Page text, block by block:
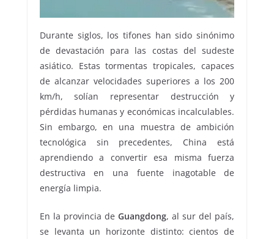
Durante siglos, los tifones han sido sinónimo
de devastación para las costas del sudeste
asiático. Estas tormentas tropicales, capaces
de alcanzar velocidades superiores a los 200
km/h, solían representar destrucción y
pérdidas humanas y económicas incalculables.
Sin embargo, en una muestra de ambición
tecnológica sin precedentes, China está
aprendiendo a convertir esa misma fuerza
destructiva en una fuente inagotable de
energía limpia.
En la provincia de Guangdong, al sur del país,
se levanta un horizonte distinto: cientos de